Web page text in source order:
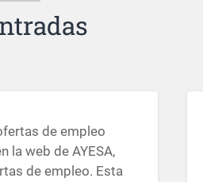
de empleo
la web de AYESA,
de empleo. Esta